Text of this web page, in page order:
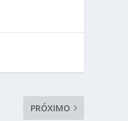
PRÓXIMO